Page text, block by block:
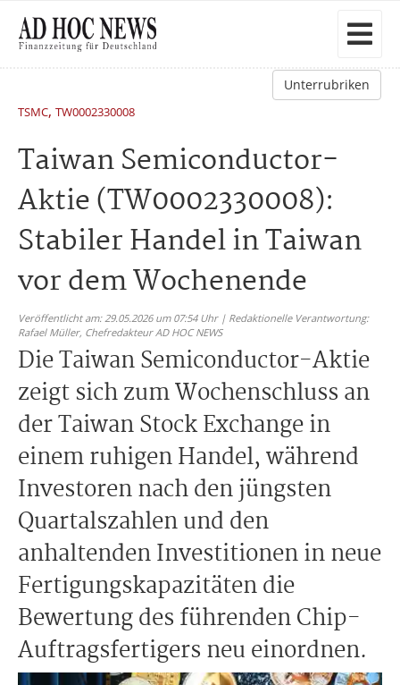
Unterrubriken
TSMC, TW0002330008
Taiwan Semiconductor-
Aktie (TW0002330008):
Stabiler Handel in Taiwan
vor dem Wochenende
Veröffentlicht am: 29.05.2026 um 07:54 Uhr | Redaktionelle Verantwortung:
Rafael Müller, Chefredakteur AD HOC NEWS
Die Taiwan Semiconductor-Aktie
zeigt sich zum Wochenschluss an
der Taiwan Stock Exchange in
einem ruhigen Handel, während
Investoren nach den jüngsten
Quartalszahlen und den
anhaltenden Investitionen in neue
Fertigungskapazitäten die
Bewertung des führenden Chip-
Auftragsfertigers neu einordnen.